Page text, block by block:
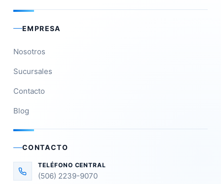
EMPRESA
Nosotros
Sucursales
Contacto
Blog
CONTACTO
TELÉFONO CENTRAL
(506) 2239-9070